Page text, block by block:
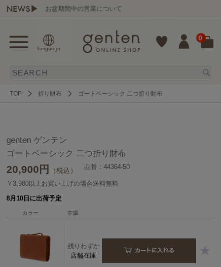
NEWS▶お盆期間中の営業について
0
TOP 折り財布 ゴートベーシック 二つ折り財布
genten ゲンテン
ゴートベーシック 二つ折り財布
20,900 円 （税込） 品番：44364-50
￥3,980以上お買い上げの場合送料無料
8月10日に出荷予定
カラー 在庫
残りわずか
店舗在庫